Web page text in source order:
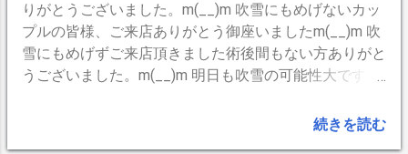
りがとうございました。m(__)m 吹雪にもめげないカッ
プルの皆様、ご来店ありがとう御座いましたm(__)m 吹
雪にもめげずご来店頂きました術後間もない方ありがと
うございました。m(__)m 明日も吹雪の可能性大です
続きを読む